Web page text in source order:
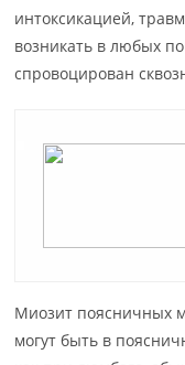
интоксикацией,
возникать в любых
спровоцирован
Миозит поясничных
могут быть в